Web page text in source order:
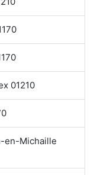
01210
en-Michaille